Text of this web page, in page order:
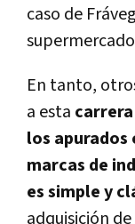
caso de
En tanto,
a esta
los apurados
marcas de
es simple y
adquisición